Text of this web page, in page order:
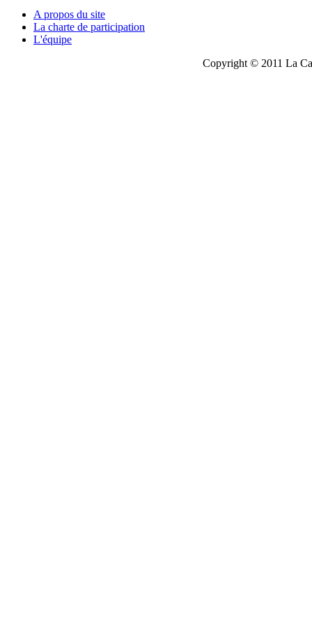
A propos du site
La charte de participation
L'équipe
Copyright © 2011 La